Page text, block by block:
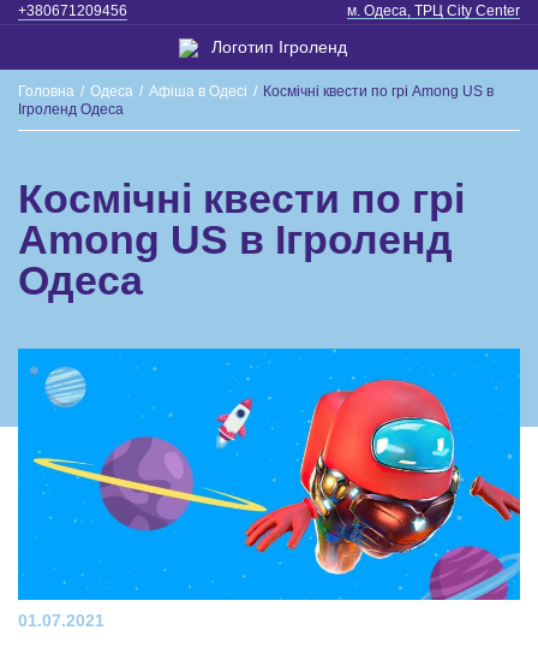
+380671209456 м. Одеса, ТРЦ City Center
Головна / Одеса / Афіша в Одесі / Космічні квести по грі Among US в
Ігроленд Одеса
Космічні квести по грі
Among US в Ігроленд
Одеса
01.07.2021